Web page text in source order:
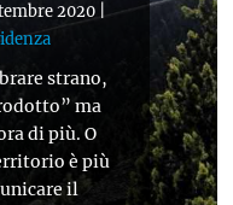
2020|
strano,
ma
di più. O
è più
il